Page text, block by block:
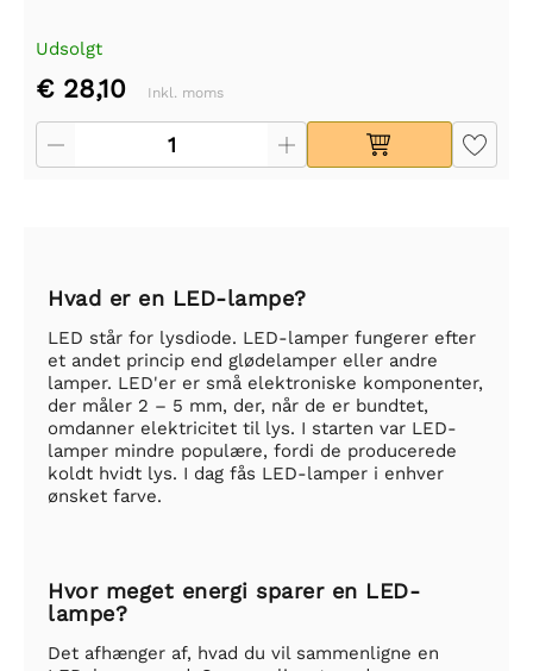
Udsolgt
€ 28,10 Inkl. moms
Hvad er en LED-lampe?
LED står for lysdiode. LED-lamper fungerer efter
et andet princip end glødelamper eller andre
lamper. LED'er er små elektroniske komponenter,
der måler 2 – 5 mm, der, når de er bundtet,
omdanner elektricitet til lys. I starten var LED-
lamper mindre populære, fordi de producerede
koldt hvidt lys. I dag fås LED-lamper i enhver
ønsket farve.
Hvor meget energi sparer en LED-
lampe?
Det afhænger af, hvad du vil sammenligne en